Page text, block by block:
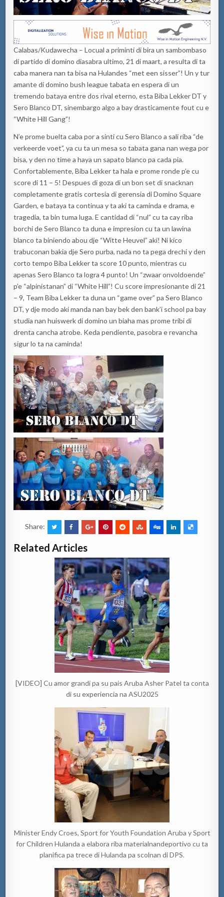
Calabas/Kudawecha – Locual a priminti di bira un sambombaso
di partido di domino diasabra ultimo, 21 di maart, a resulta di ta
caba manera nan ta bisa na Hulandes “met een sisser”! Un y tur
amante di domino bush league tabata en espera di un
tremendo bataya entre dos rival eterno, esta Biba Lekker DT y
Sero Blanco DT, sinembargo algo a bay drasticamente fout cu e
“White Hill Gang”!
N’e prome buelta caba por a sinti cu Sero Blanco a sali riba “de
verkeerde voet”, ya cu ta un mesa so tabata gana nan wega por
bisa, y den no time a haya un sapato blanco pa cada pia.
Confortablemente, Biba Lekker ta hala e prome ronde p’e cu
score di 11 – 5! Despues di goza di un bon set di snacknan
completamente gratis cortesia di gerensia di Domino Square
Garden, e bataya ta continua y ta aki ta caminda e drama, e
tragedia, ta bin tuma luga. E cantidad di “nul” cu ta cay riba
borchi de Sero Blanco ta duna e impresion cu ta un lawina
blanco ta biniendo abou dje “Witte Heuvel” aki! Ni kico
trabuconan bakia dje Sero purba, nada no ta pega drechi y den
corto tempo Biba Lekker ta score 10 punto, mientras cu
apenas Sero Blanco ta logra 4 punto! Un “zwaar onvoldoende”
p’e “alpinistanan” di “White Hill”! Cu score impresionante di 21
– 9, Team Biba Lekker ta duna un “game over” pa Sero Blanco
DT, y dje modo aki manda nan bay bek den bank’i school pa bay
studia nan huiswerk di domino un biaha mas prome tribi di
drenta cancha atrobe. Keda pendiente, pasobra e revancha
sigur lo ta na caminda!
Share:
Related Articles
[VIDEO] Cu amor grandi pa su pais Aruba Asher Patel ta conta
di su experiencia na ASU2025
Minister Endy Croes, Sport for Youth Foundation Aruba y Sport
for Children Hulanda a elabora riba materialnandeportivo cu ta
planifica pa trece di Hulanda pa scolnan di DPS.